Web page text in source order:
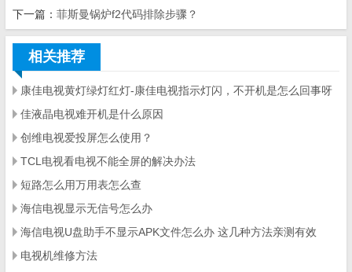
下一篇： 菲斯曼锅炉f2代码排除步骤？
相关推荐
康佳电视黄灯绿灯红灯-康佳电视指示灯闪，不开机是怎么回事呀
佳液晶电视难开机是什么原因
创维电视爱投屏怎么使用？
TCL电视看电视不能全屏的解决办法
短路怎么用万用表怎么查
海信电视显示无信号怎么办
海信电视U盘助手不显示APK文件怎么办 这几种方法亲测有效
电视机维修方法